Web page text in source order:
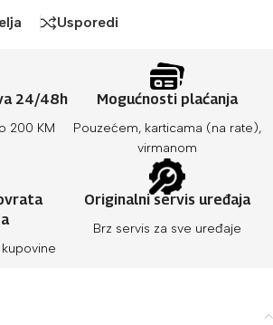
Usporedi
24/48h
200 KM
Mogućnosti plaćanja
Pouzećem, karticama (na rate),
virmanom
Originalni servis uređaja
Brz servis za sve uređaje